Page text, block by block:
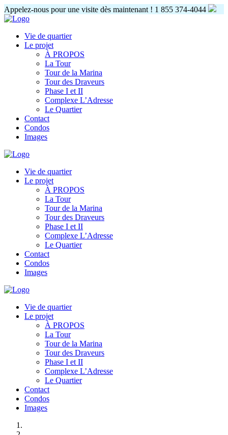
Appelez-nous pour une visite dès maintenant ! 1 855 374-4044
Vie de quartier
Le projet
À PROPOS
La Tour
Tour de la Marina
Tour des Draveurs
Phase I et II
Complexe L’Adresse
Le Quartier
Contact
Condos
Images
Vie de quartier
Le projet
À PROPOS
La Tour
Tour de la Marina
Tour des Draveurs
Phase I et II
Complexe L’Adresse
Le Quartier
Contact
Condos
Images
Vie de quartier
Le projet
À PROPOS
La Tour
Tour de la Marina
Tour des Draveurs
Phase I et II
Complexe L’Adresse
Le Quartier
Contact
Condos
Images